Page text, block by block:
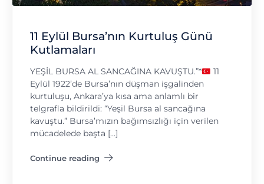
11 Eylül Bursa’nın Kurtuluş Günü
Kutlamaları
YEŞİL BURSA AL SANCAĞINA KAVUŞTU.”*
11
Eylül 1922’de Bursa’nın düşman işgalinden
kurtuluşu, Ankara’ya kısa ama anlamlı bir
telgrafla bildirildi: “Yeşil Bursa al sancağına
kavuştu.” Bursa’mızın bağımsızlığı için verilen
mücadelede başta […]
Continue reading
"11 Eylül Bursa’nın Kurtuluş Günü Kutlamaları"